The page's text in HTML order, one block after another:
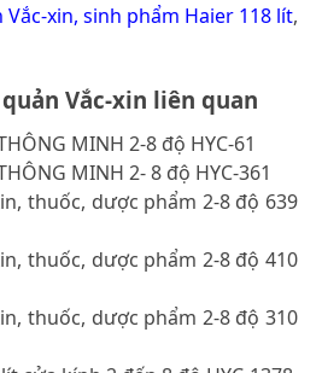
Vắc-xin, sinh phẩm Haier 118 lít,
Vắc-xin liên quan
MINH 2-8 độ HYC-61
MINH 2- 8 độ HYC-361
thuốc, dược phẩm 2-8 độ 639
thuốc, dược phẩm 2-8 độ 410
thuốc, dược phẩm 2-8 độ 310